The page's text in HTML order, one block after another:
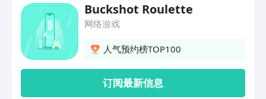
Buckshot Roulette
网络游戏
人气预约榜TOP100
订阅最新信息